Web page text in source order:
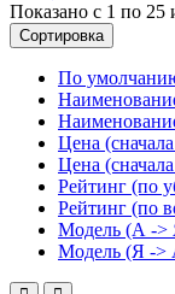
Показано с 1 по 25
Сортировка
По
Цена
Цена
Рейтинг (по
Рейтинг (по
Модель (А ->
Модель (Я ->